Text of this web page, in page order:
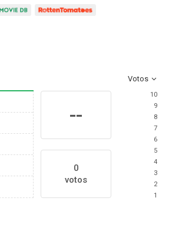
Votos
--
0
votos
10
9
8
7
6
5
4
3
2
1